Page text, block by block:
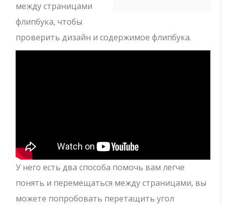
между страницами
флипбука, чтобы
проверить дизайн и содержимое флипбука.
У него есть два способа помочь вам легче
понять и перемещаться между страницами, вы
можете попробовать перетащить угол